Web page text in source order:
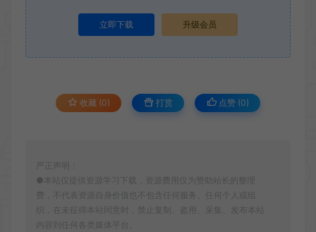
立即下载 升级会员
收藏 (0) 打赏 点赞 (0)
严正声明：
●本站仅提供资源学习下载，资源费用仅为赞助站长的整理
费，不代表资源自身价值也不包含任何服务。任何个人或组
织，在未征得本站同意时，禁止复制、盗用、采集、发布本站
内容到任何各类媒体平台。